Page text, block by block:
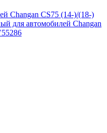
Changan CS75 (14-)/(18-)
для автомобилей Changan